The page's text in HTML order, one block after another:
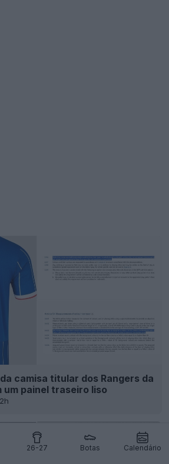
26-27 Botas Calendário
camisa titular dos Rangers da
um painel traseiro liso
2h